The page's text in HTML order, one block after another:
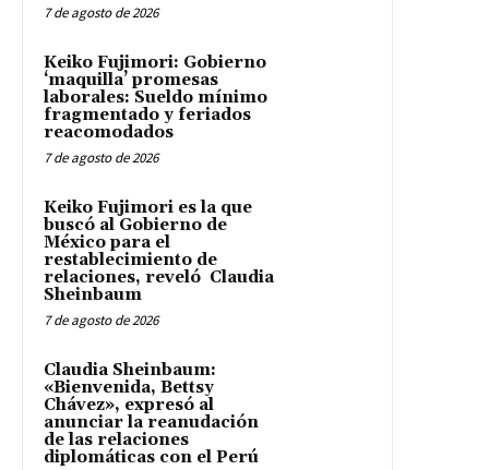
7 de agosto de 2026
Keiko Fujimori: Gobierno
‘maquilla’ promesas
laborales: Sueldo mínimo
fragmentado y feriados
reacomodados
7 de agosto de 2026
Keiko Fujimori es la que
buscó al Gobierno de
México para el
restablecimiento de
relaciones, reveló Claudia
Sheinbaum
7 de agosto de 2026
Claudia Sheinbaum:
«Bienvenida, Bettsy
Chávez», expresó al
anunciar la reanudación
de las relaciones
diplomáticas con el Perú